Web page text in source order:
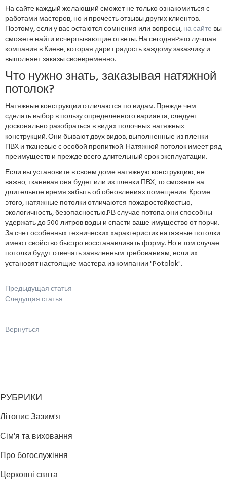
На сайте каждый желающий сможет не только ознакомиться с
работами мастеров, но и прочесть отзывы других клиентов.
Поэтому, если у вас остаются сомнения или вопросы,на сайте вы
сможете найти исчерпывающие ответы. На сегодняPэто лучшая
компания в Киеве, которая дарит радость каждому заказчику и
выполняет заказы своевременно.
Что нужно знать, заказывая натяжной
потолок?
Натяжные конструкции отличаются по видам. Прежде чем
сделать выбор в пользу определенного варианта, следует
досконально разобраться в видах полочных натяжных
конструкций. Они бывают двух видов, выполненные из пленки
ПВХ и тканевые с особой пропиткой. Натяжной потолок имеет ряд
преимуществ и прежде всего длительный срок эксплуатации.
Если вы установите в своем доме натяжную конструкцию, не
важно, тканевая она будет или из пленки ПВХ, то сможете на
длительное время забыть об обновлениях помещения. Кроме
этого, натяжные потолки отличаются пожаростойкостью,
экологичность, безопасностью.PВ случае потопа они способны
удержать до 500 литров воды и спасти ваше имущество от порчи.
За счет особенных технических характеристик натяжные потолки
имеют свойство быстро восстанавливать форму. Но в том случае
потолки будут отвечать заявленным требованиям, если их
установят настоящие мастера из компании "Potolok".
Предыдущая статья
Следущая статья
Вернуться
РУБРИКИ
Літопис Зазим'я
Сім'я та виховання
Про богослужіння
Церковні свята